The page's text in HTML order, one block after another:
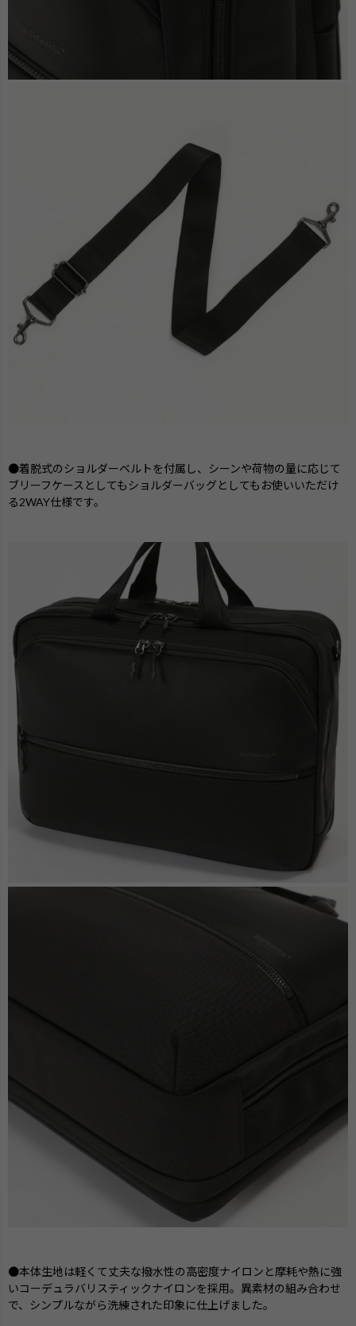
●着脱式のショルダーベルトを付属し、シーンや荷物の量に応じて
ブリーフケースとしてもショルダーバッグとしてもお使いいただけ
る2WAY仕様です。
●本体生地は軽くて丈夫な撥水性の高密度ナイロンと摩耗や熱に強
いコーデュラバリスティックナイロンを採用。異素材の組み合わせ
で、シンプルながら洗練された印象に仕上げました。